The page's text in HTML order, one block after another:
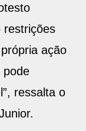
restrições
ação
pode
ressalta o